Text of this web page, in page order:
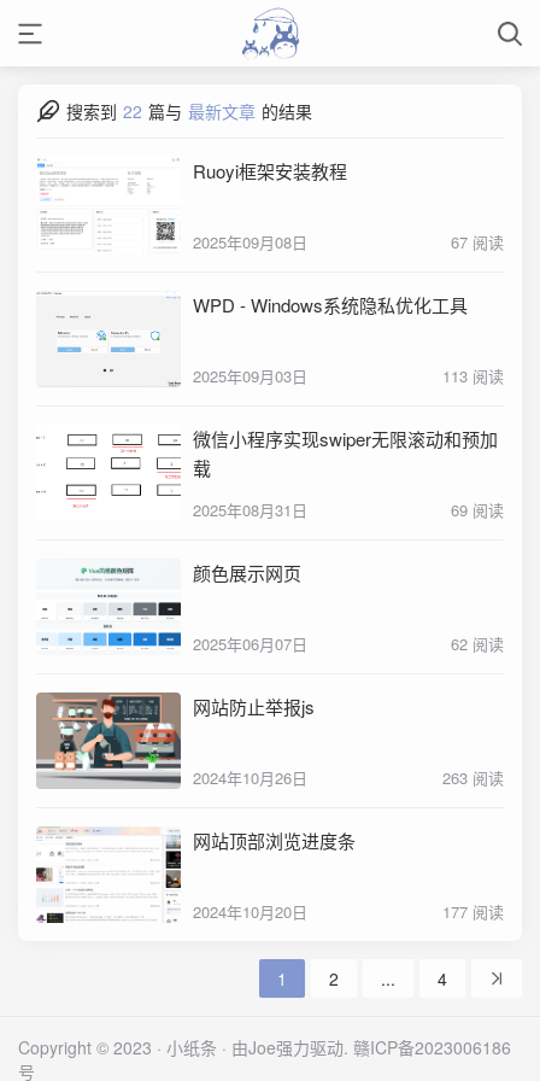
搜索到 22 篇与 最新文章 的结果
Ruoyi框架安装教程
2025年09月08日 67 阅读
WPD - Windows系统隐私优化工具
2025年09月03日 113 阅读
微信小程序实现swiper无限滚动和预加
载
2025年08月31日 69 阅读
颜色展示网页
2025年06月07日 62 阅读
网站防止举报js
2024年10月26日 263 阅读
网站顶部浏览进度条
2024年10月20日 177 阅读
1 2 ... 4
Copyright © 2023 · 小纸条 · 由Joe强力驱动. 赣ICP备2023006186
号